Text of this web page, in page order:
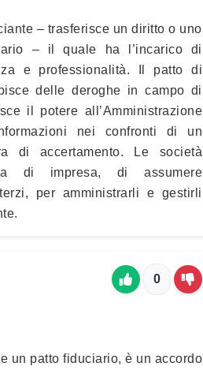
– trasferisce un diritto o uno
– il quale ha l’incarico di
e professionalità. Il patto di
delle deroghe in campo di
il potere all’Amministrazione
nei confronti di un
di accertamento. Le società
di impresa, di assumere
per amministrarli e gestirli
0
un patto fiduciario, è un accordo